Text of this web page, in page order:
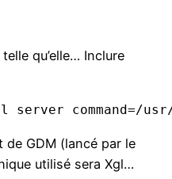
qu’elle… Inclure
server
de GDM (lancé par le
utilisé sera Xgl…